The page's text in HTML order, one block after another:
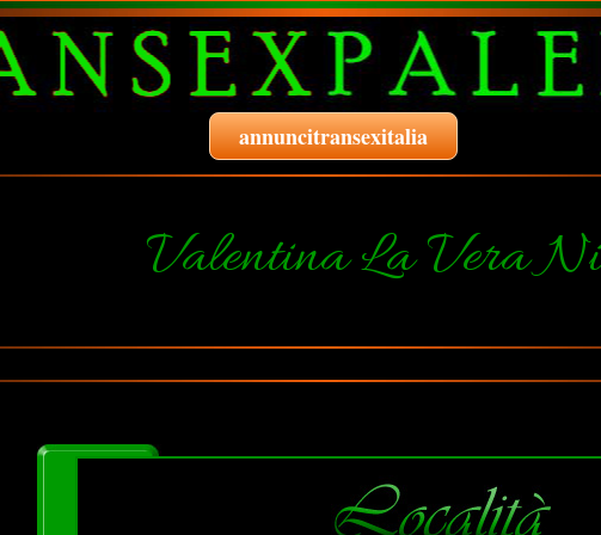
annuncitransexitalia
Valentina La Vera